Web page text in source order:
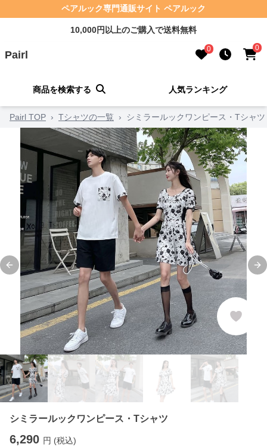
ペアルック専門通販サイト ペアルック
10,000円以上のご購入で送料無料
Pairl 0 0
商品を検索する 人気ランキング
Pairl TOP › Tシャツの一覧 › シミラールックワンピース・Tシャツ
Previous slide
シミラールックワンピース・Tシャツ
6,290 円 (税込)